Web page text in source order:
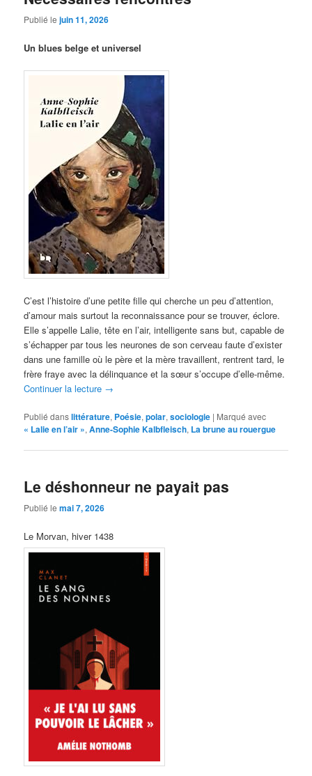
Publié lejuin 11, 2026
Un blues belge et universel
C’est l’histoire d’une petite fille qui cherche un peu d’attention,
d’amour mais surtout la reconnaissance pour se trouver, éclore.
Elle s’appelle Lalie, tête en l’air, intelligente sans but, capable de
s’échapper par tous les neurones de son cerveau faute d’exister
dans une famille où le père et la mère travaillent, rentrent tard, le
frère fraye avec la délinquance et la sœur s’occupe d’elle-même.
Continuer la lecture →
Publié danslittérature, Poésie,polar,sociologie | Marqué avec
« Lalie en l’air »,Anne-Sophie Kalbfleisch, La brune au rouergue
Le déshonneur ne payait pas
Publié lemai 7, 2026
Le Morvan, hiver 1438